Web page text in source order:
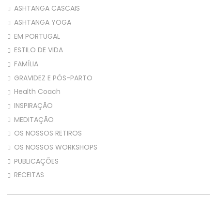
ASHTANGA CASCAIS
ASHTANGA YOGA
EM PORTUGAL
ESTILO DE VIDA
FAMÍLIA
GRAVIDEZ E PÓS-PARTO
Health Coach
INSPIRAÇÃO
MEDITAÇÃO
OS NOSSOS RETIROS
OS NOSSOS WORKSHOPS
PUBLICAÇÕES
RECEITAS